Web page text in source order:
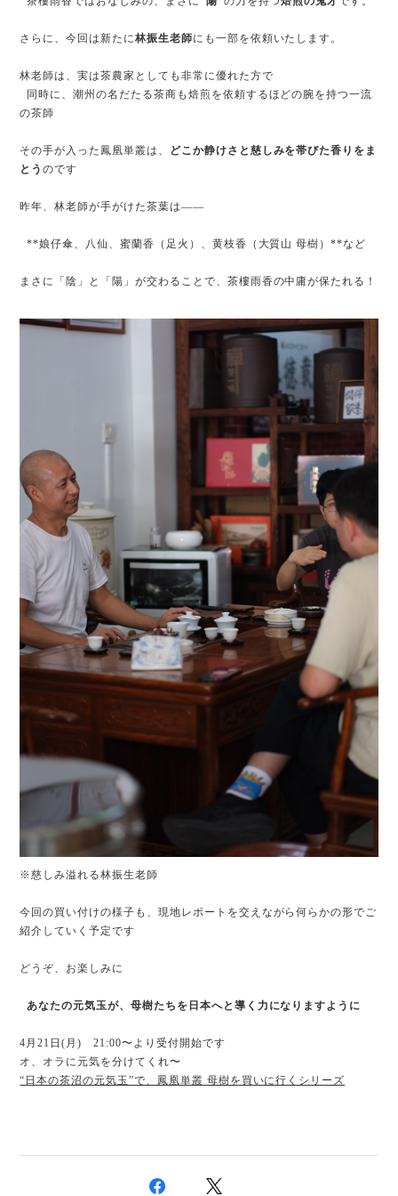
さらに、今回は新たに林振生老師にも一部を依頼いたします。
林老師は、実は茶農家としても非常に優れた方で
同時に、潮州の名だたる茶商も焙煎を依頼するほどの腕を持つ一流
の茶師
その手が入った鳳凰単叢は、
どこか静けさと慈しみを帯びた香りをま
とうのです
昨年、林老師が手がけた茶葉は——
**娘仔傘、八仙、蜜蘭香（足火）、黄枝香（大質山 母樹）**など
まさに「陰」と「陽」が交わることで、茶樓雨香の中庸が保たれる！
※慈しみ溢れる林振生老師
今回の買い付けの様子も、現地レポートを交えながら何らかの形でご
紹介していく予定です
どうぞ、お楽しみに
あなたの元気玉が、母樹たちを日本へと導く力になりますように
4月21日(月) 21:00〜より受付開始です
オ、オラに元気を分けてくれ〜
“日本の茶沼の元気玉”で、鳳凰単叢 母樹を買いに行くシリーズ